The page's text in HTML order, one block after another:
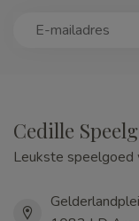
Cedille
Leukste speelgoed